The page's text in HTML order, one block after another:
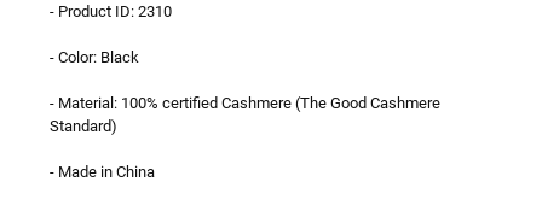
- Product ID: 2310
- Color: Black
- Material: 100% certified Cashmere (The Good Cashmere
Standard)
- Made in China